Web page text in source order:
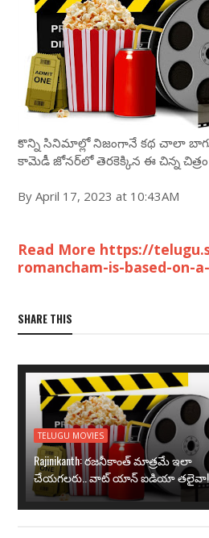
కొన్ని సినిమాల్లో నిజంగానే కథ చాలా
కామెడీ జోనర్‌లో తెరకెక్కిన ఈ చిన్న
By April 17, 2023 at 10:43AM
Read More https://
romancham-is-based-on-
SHARE THIS
TELUGU MOVIES
Rajinikanth: రజనీకాంత్ మాత్రమే ఇలా
చేయగలరు.. వాట్ యాన్ ఐడియా తలైవా!